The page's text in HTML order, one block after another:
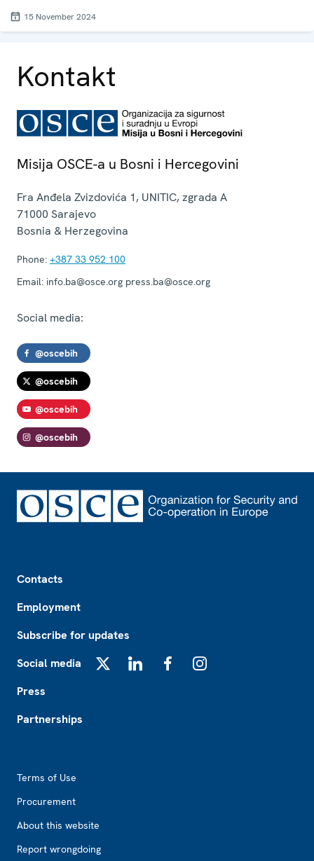
15 November 2024
Kontakt
Misija OSCE-a u Bosni i Hercegovini
Fra Anđela Zvizdovića 1, UNITIC, zgrada A
71000 Sarajevo
Bosnia & Herzegovina
Phone: +387 33 952 100
Email: info.ba@osce.org press.ba@osce.org
Social media:
@oscebih
@oscebih
@oscebih
@oscebih
Contacts
Employment
Subscribe for updates
Social media
Press
Partnerships
Terms of Use
Procurement
About this website
Report wrongdoing